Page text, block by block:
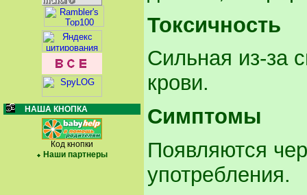
НАША КНОПКА
Код кнопки
Наши партнеры
Токсичность
Сильная из-за
крови.
Симптомы
Появляются
употребления.